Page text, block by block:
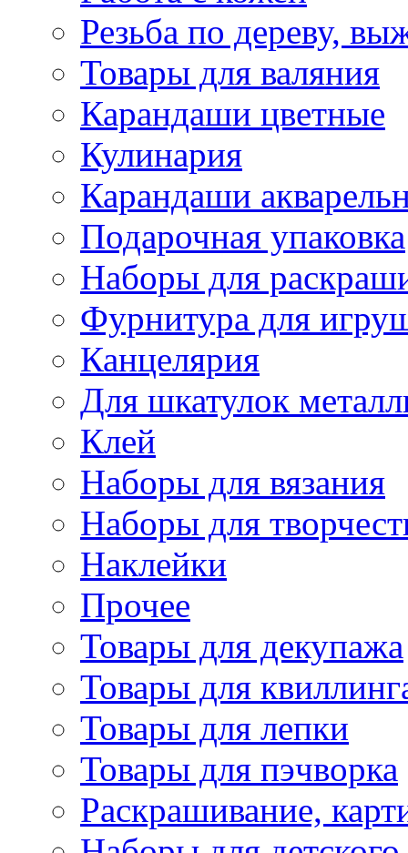
Резьба по дереву,
Товары для валяния
Карандаши цветные
Кулинария
Карандаши
Подарочная упаковка
Наборы для
Фурнитура для
Канцелярия
Для шкатулок
Клей
Наборы для вязания
Наборы для
Наклейки
Прочее
Товары для декупажа
Товары для
Товары для лепки
Товары для пэчворка
Раскрашивание,